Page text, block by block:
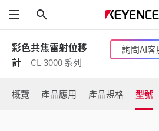
功能表
彩色共焦雷射位移
計
CL-3000 系列
詢問AI客
概覽 產品應用 產品規格 型號